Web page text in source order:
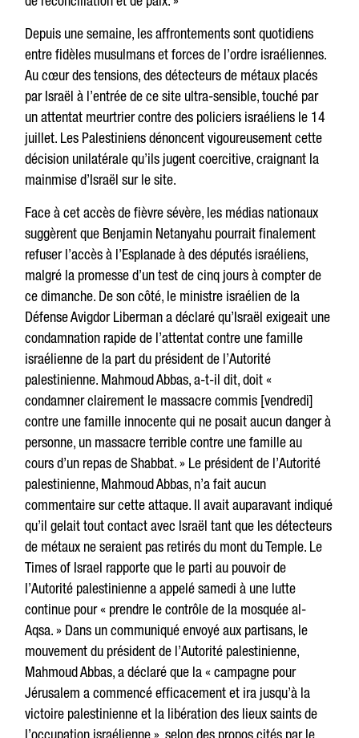
Depuis une semaine, les affrontements sont quotidiens
entre fidèles musulmans et forces de l’ordre israéliennes.
Au cœur des tensions, des détecteurs de métaux placés
par Israël à l’entrée de ce site ultra-sensible, touché par
un attentat meurtrier contre des policiers israéliens le 14
juillet. Les Palestiniens dénoncent vigoureusement cette
décision unilatérale qu’ils jugent coercitive, craignant la
mainmise d’Israël sur le site.
Face à cet accès de fièvre sévère, les médias nationaux
suggèrent que Benjamin Netanyahu pourrait finalement
refuser l’accès à l’Esplanade à des députés israéliens,
malgré la promesse d’un test de cinq jours à compter de
ce dimanche. De son côté, le ministre israélien de la
Défense Avigdor Liberman a déclaré qu’Israël exigeait une
condamnation rapide de l’attentat contre une famille
israélienne de la part du président de l’Autorité
palestinienne. Mahmoud Abbas, a-t-il dit, doit «
condamner clairement le massacre commis [vendredi]
contre une famille innocente qui ne posait aucun danger à
personne, un massacre terrible contre une famille au
cours d’un repas de Shabbat. » Le président de l’Autorité
palestinienne, Mahmoud Abbas, n’a fait aucun
commentaire sur cette attaque. Il avait auparavant indiqué
qu’il gelait tout contact avec Israël tant que les détecteurs
de métaux ne seraient pas retirés du mont du Temple. Le
Times of Israel rapporte que le parti au pouvoir de
l’Autorité palestinienne a appelé samedi à une lutte
continue pour « prendre le contrôle de la mosquée al-
Aqsa. » Dans un communiqué envoyé aux partisans, le
mouvement du président de l’Autorité palestinienne,
Mahmoud Abbas, a déclaré que la « campagne pour
Jérusalem a commencé efficacement et ira jusqu’à la
victoire palestinienne et la libération des lieux saints de
l’occupation israélienne », selon des propos cités par le